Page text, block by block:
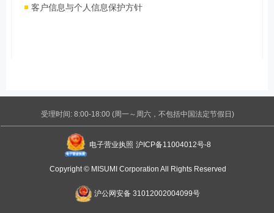
客户信息与个人信息保护方针
受理时间: 8:00-18:00 (周一～周六，不包括中国法定节假日)
电子营业执照 沪ICP备11004012号-8
Copyright © MISUMI Corporation All Rights Reserved
沪公网安备 31012002004099号